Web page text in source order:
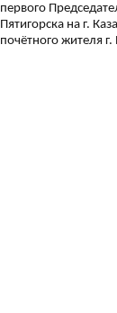
первого
Пятигорска на г.
почётного жителя г.